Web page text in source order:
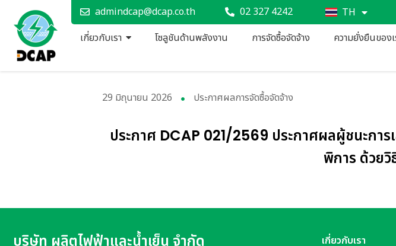
admindcap@dcap.co.th 02 327 4242 TH
EN
เกี่ยวกับเรา
โซลูชันด้านพลังงาน การจัดซื้อจัดจ้าง ความยั่งยืนของเ
29 มิถุนายน 2026 ประกาศผลการจัดซื้อจัดจ้าง
ประกาศ DCAP 021/2569 ประกาศผลผู้ชนะก
พิการ ด้วยวิ
บริษัท ผลิตไฟฟ้าและน้ำเย็น จำกัด
เกี่ยวกับเรา